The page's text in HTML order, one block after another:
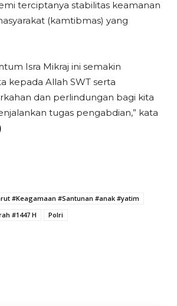
terciptanya stabilitas keamanan
(kamtibmas) yang
Isra Mikraj ini semakin
kepada Allah SWT serta
dan perlindungan bagi kita
tugas pengabdian,” kata
#Keagamaan #Santunan #anak #yatim
#1447 H
Polri